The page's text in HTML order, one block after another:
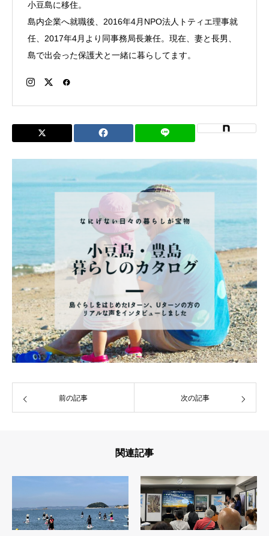
小豆島に移住。
島内企業へ就職後、2016年4月NPO法人トティエ理事就
任、2017年4月より同事務局長兼任。現在、妻と長男、
島で出会った保護犬と一緒に暮らしてます。
前の記事 次の記事
関連記事